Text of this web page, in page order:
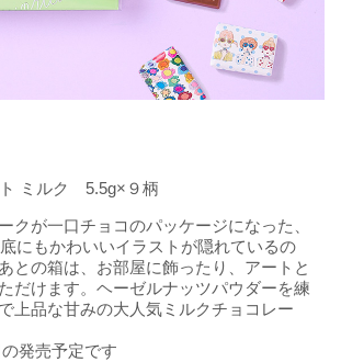
ミルク 5.5g×９柄
クが一口チョコのパッケージになった、
にもかわいいイラストが隠れているの
との箱は、お部屋に飾ったり、アートと
だけます。ヘーゼルナッツパウダーを練
上品な甘みの大人気ミルクチョコレー
発売予定です